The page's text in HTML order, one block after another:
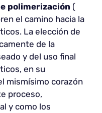
polimerización (
el camino hacia la
La elección de
de la
y del uso final
en su
mismísimo corazón
proceso,
y como los